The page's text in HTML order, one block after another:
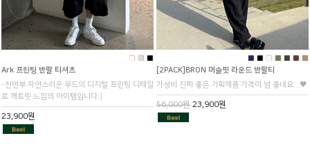
Ark 프린팅 반팔 티셔츠
-전면부 자연스러운 무드의 디지털 프린팅 디테일
로 캐트릿 느낌의 아이템입니다:)
23,900원
[2PACK]BRON 머슬핏 라운드 반팔티
가성비 진짜 좋은 기획제품 가격이 넘 좋네요...🖤
56,000원 23,900원